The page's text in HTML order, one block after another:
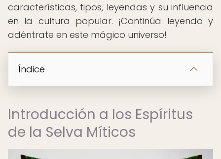
características, tipos, leyendas y su influencia
en la cultura popular. ¡Continúa leyendo y
adéntrate en este mágico universo!
Índice
Introducción a los Espíritus
de la Selva Míticos